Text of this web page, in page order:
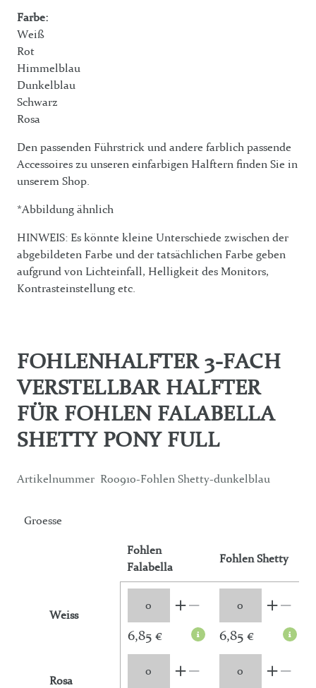
Farbe:
Weiß
Rot
Himmelblau
Dunkelblau
Schwarz
Rosa
Den passenden Führstrick und andere farblich passende
Accessoires zu unseren einfarbigen Halftern finden Sie in
unserem Shop.
*Abbildung ähnlich
HINWEIS: Es könnte kleine Unterschiede zwischen der
abgebildeten Farbe und der tatsächlichen Farbe geben
aufgrund von Lichteinfall, Helligkeit des Monitors,
Kontrasteinstellung etc.
FOHLENHALFTER 3-FACH
VERSTELLBAR HALFTER
FÜR FOHLEN FALABELLA
SHETTY PONY FULL
Artikelnummer R00910-Fohlen Shetty-dunkelblau
Groesse
Fohlen
Falabella
Fohlen Shetty
Weiss
6,85 € 6,85 €
Rosa